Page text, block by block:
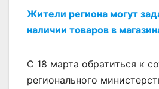
Жители региона могут
наличии товаров в
С 18 марта обратиться к
регионального